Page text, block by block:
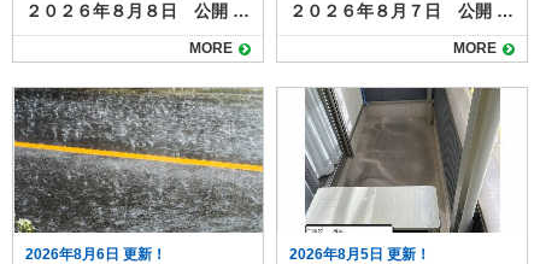
２０２６年８月８日 公開 近年、夏場を中心にゲリラ豪雨や短期集中豪雨が増加しています。突然の強い雨は、普段は問題のない屋根や外壁でも、雨漏りを引き起こすきっかけになることがあります。 ここでは、豪雨による雨漏りの仕組みと、事前にチェックすべき劣化症状、そして台風との違いや被害パターンについて解説します。 目次豪雨が雨漏りを悪化させる理由台風と豪雨の違いと被害パターン雨漏りを招く劣化症状屋根材のひび割れや欠け棟板金や金属部分の浮き外壁のクラック（ひび）シーリング（コーキング）の剥がれや硬化屋上やベランダ防水層の劣化豪雨後にチェックすべきサイン集中豪雨の季節が来る前にお家の点検を 豪雨が雨漏りを悪化させる理由 短時間に大量の雨が降ると、通常の排水機能では処理しきれず長時間同じ場所に水がとどまるため、屋根や外壁の隙間から水が侵入しやすくなります。 さらに、風を伴う豪雨では雨水が横から吹き込み、普段は濡れない箇所にまで到達することもあります。その結果、軽微なひび割れやコーキングの劣化が一気に雨漏りへと発展する可能性が高まります。 台風と豪雨の違いと被害パターン 台風は長時間にわたり強い風雨が続くため、屋根材の飛散や外壁材の破損など、構造的な被害が出やすい傾向があります。 一方、短期集中豪雨は局地的かつ短時間で大量の雨を降らせるため、排水不良や小さな隙間からの水の侵入が主な原因になります。 つまり、台風は「風＋雨」で大きな破損をもたらし、豪雨は「水量」によって既存の弱点を突くのが特徴です。 雨漏りを招く劣化症状 豪雨時に雨漏りが発生しやすいのは、以下のような劣化症状が見られます。ゲリラ豪雨や台風時期が到来する前に今一度確認しましょう。 屋根材のひび割れや欠け 瓦やスレートの割れ目から水が浸入し、下地を傷めます。 棟板金や金属部分の浮き 風雨の影響で金属部が浮き上がり、雨水が入り込む経路になります。 外壁のクラック（ひび） 0.3mm程度の細いひびでも、豪雨時には水が勢いよく侵入します。 シーリング（コーキング）の剥がれや硬化 窓枠や外壁のつなぎ目の防水材が劣化すると、隙間から水が入りやすくなります。 屋上やベランダ防水層の劣化 防水層のひびや剥がれは、豪雨で一気に雨漏りを悪化させます。 豪雨後にチェックすべきサイン 短期集中豪雨の後、以下のような症状が見られる場合は、すでに雨水が内部に侵入し雨漏りが進行している可能性があります。 天井や壁のシミ クロスや壁紙の浮き・剥がれ 室内のカビ臭 屋根裏の湿気や濡れ跡 雨漏りは勝手に直ることはありません。放置すると、木材の腐食や断熱材の劣化が進行し、お家の耐久性に影響が出たり、腐食部材の修理費が高額になったりと、お家にとって多くのデメリットとリスクがあります。 集中豪雨の季節が来る前にお家の点検を 短期集中豪雨は、わずかな劣化でも雨漏りを引き起こす危険性があります。台風のような大規模被害とは違い、小さな不具合を突く形で被害が広がるため、日頃の点検が欠かせません。屋根や外壁、シーリング、防水層の状態を定期的に確認し、早めの補修で豪雨被害を防ぎましょう。 塗り達では、雨漏り点検のほか、外壁や屋根の劣化診断・補修施工提案など随時承っています。 豪雨や台風の季節の前に一度お家の健康診断をしませんか？ご相談は下記よりお気軽にどうぞ
MORE
２０２６年８月７日 公開 屋根塗装の工事について、「作業は何日かかるのか」「1日で終わるのか」が気になる方も多いでしょう。 たしかに工事期間が短ければうれしいかもしれませんが、きちんと施工できていなければ意味がありませんよね。 結論から言うと、屋根塗装をしっかりと行う場合、1日で完了することはほとんどありません。ここでは、屋根塗装の一般的な工程と日数、1日で終わらせる場合の条件や注意点を解説します。 目次屋根塗装の一般的な工期足場組立高圧洗浄下地処理・補修下塗り中塗り・上塗り仕上げ・点検・足場解体1日で終わる場合の条件無理に1日で終わらせるリスク塗膜の耐久性低下仕上がりのムラ屋根塗装は正しい施工で高品質メンテナンスになります 屋根塗装の一般的な工期 屋根塗装は下地処理から仕上げまで複数工程があり、通常は５〜7日程度かかります。工程は以下の通りです。 足場組立 屋根塗装は高所作業のため、必ず足場を組みます。足場組みは半日～１日で完了します。 高圧洗浄 屋根表面の汚れやコケ、古い塗膜を水圧で洗い落とします。洗浄後はしっかり乾燥させる必要があり、この時点で1日かかります。 下地処理・補修 ひび割れ補修や板金部分のケレン作業など、塗装前の準備を行います。屋根の大きさや劣化の程度によって作業量が異なりますか、およそ半日～１日かけて行います。 下塗り 塗料の密着性を高めるための下塗りを行います。乾燥時間は数時間〜1日必要です。 中塗り・上塗り 色付けと耐久性を高めるため、同じ塗料を2回塗り重ねます。塗り重ねの間にも乾燥時間を取ります。中塗り・上塗りともにしっかり乾燥時間を設けるので、最低でも２日以上はかかります。 仕上げ・点検・足場解体 塗り残しやムラのチェック、清掃などを行って完了です。 1日で終わる場合の条件 前項で見てきたように、屋根塗装の一般的な工程をすべて踏むとすると、１日で作業が終わることはありません。 部分補修のみなど特殊な条件の塗装であれば、1日で作業が終わるケースもあります。 ただし、これらはあくまで例外であり、耐久性や美観を長く保ちたい場合には不向きです。 無理に1日で終わらせるリスク 屋根塗装を早く終わらせたい！と無理やり１日で終わらせると次のようなリスク・デメリットがあります。 塗膜の耐久性低下 乾燥時間を十分に取らないと塗料の性能が発揮できず、剥がれやすくなります。グレードの高い塗料であれば耐久年数は２０年にもなりますが、施工不良によってわずか数年ではがれてきてしまうというケースも。 仕上がりのムラ 急いで塗ることで塗りムラや厚み不足が起こりやすくなります。厚み不足は塗膜が均一でない証拠なので、部分的に早く劣化したり、美観性が損なわれたりする原因になります。 屋根塗装は正しい施工で高品質メンテナンスになります 屋根塗装は品質を守るために、基本的には数日かけて行うのが理想です。1日で終わらせることは可能な場合もありますが、その多くは部分塗装や応急処置に限られます。長持ちする塗装を求めるなら、日数に余裕を持ち、しっかりと工程を踏む業者を選びましょう。 塗り達では、各工程を写真におさめ、正しい施工を遵守しています。高品質な屋根塗装なら塗り達にお任せください！
MORE
2026年8月6日 更新！ 2026年8月5日 更新！